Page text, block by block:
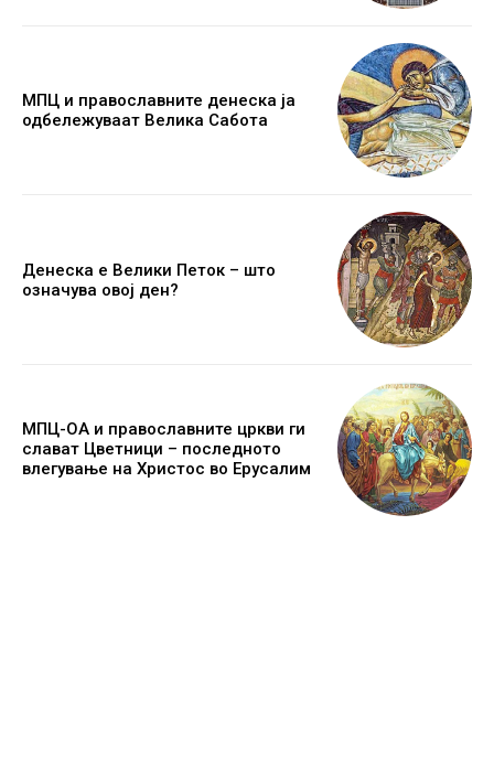
МПЦ и православните денеска ја
одбележуваат Велика Сабота
Денеска е Велики Петок – што
означува овој ден?
МПЦ-ОА и православните цркви ги
слават Цветници – последното
влегување на Христос во Ерусалим